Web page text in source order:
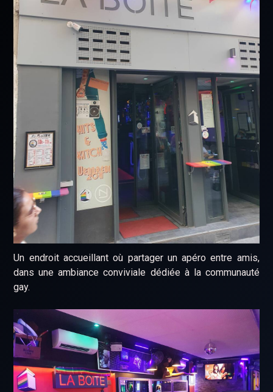
Un endroit accueillant où partager un apéro entre amis,
dans une ambiance conviviale dédiée à la communauté
gay.